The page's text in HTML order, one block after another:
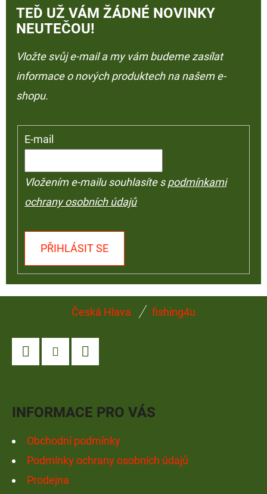
TEĎ UŽ VÁM ŽÁDNÉ NOVINKY
NEUTEČOU!
Vložte svůj e-mail a my vám budeme zasílat
informace o nových produktech na našem e-
shopu.
E-mail
Vložením e-mailu souhlasíte spodmínkami
ochrany osobních údajů
PŘIHLÁSIT SE
Česká Hlava fishing4u
INFORMACE PRO VÁS
Obchodní podmínky
Podmínky ochrany osobních údajů
Prodejna